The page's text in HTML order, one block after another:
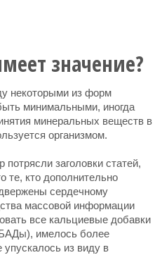
значение?
некоторыми из форм
минимальными, иногда
минеральных веществ в
организмом.
заголовки статей,
те, кто дополнительно
сердечному
массовой информации
все кальциевые добавки
имелось более
упускалось из виду в